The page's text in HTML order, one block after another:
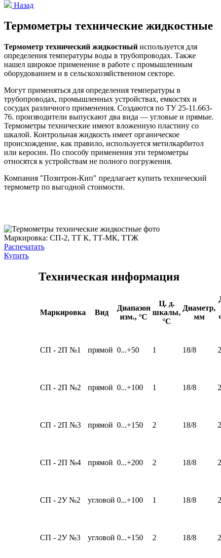
Назад
Термометры технические жидкостные
Термометр технический жидкостный используется для
определения температуры воды в трубопроводах. Также
нашел широкое применение в работе с промышленным
оборудованием и в сельскохозяйственном секторе.
Могут применяться для определения температуры в
трубопроводах, промышленных устройствах, емкостях и
сосудах различного применения. Создаются по ТУ 25-11.663-
76. производители выпускают два вида — угловые и прямые.
Термометры технические имеют вложенную пластину со
шкалой. Контрольная жидкость имеет органическое
происхождение, как правило, используется метилкарбитол
или керосин. По способу применения эти термометры
относятся к устройствам не полного погружения.
Компания "Позитрон-Кип" предлагает купить технический
термометр по выгодной стоимости.
Маркировка: CП-2, ТТ К, ТТ-МК, ТТЖ
Распечатать
Купить
Техническая информация
Маркировка Вид
Диапазон
изм., °С
Ц. д.
шкалы,
°С
Диаметр,
мм
СП - 2П №1 прямой 0...+50 1 18/8
СП - 2П №2 прямой 0...+100 1 18/8
СП - 2П №3 прямой 0...+150 2 18/8
СП - 2П №4 прямой 0...+200 2 18/8
СП - 2У №2 угловой 0...+100 1 18/8
СП - 2У №3 угловой 0...+150 2 18/8